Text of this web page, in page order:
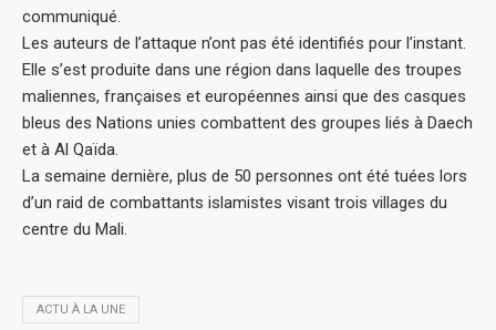
communiqué.
Les auteurs de l’attaque n’ont pas été identifiés pour l’instant.
Elle s’est produite dans une région dans laquelle des troupes
maliennes, françaises et européennes ainsi que des casques
bleus des Nations unies combattent des groupes liés à Daech
et à Al Qaïda.
La semaine dernière, plus de 50 personnes ont été tuées lors
d’un raid de combattants islamistes visant trois villages du
centre du Mali.
ACTU À LA UNE